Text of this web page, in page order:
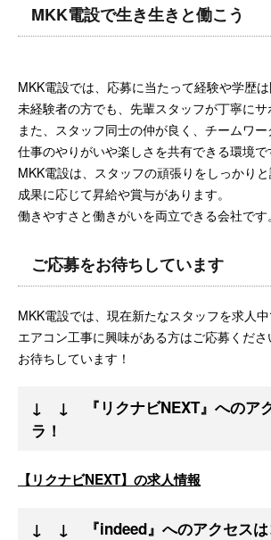
MKK電設で生き生きと働こう
MKK電設では、応募に当たって経験や学歴は
未経験者の方でも、先輩スタッフが丁寧にサ
また、スタッフ同士の仲が良く、チームワー
仕事のやりがいや楽しさを共有できる環境で
MKK電設は、スタッフの頑張りをしっかりと
成果に応じて昇給や賞与があります。
働きやすさと働きがいを両立できる会社です。
ご応募をお待ちしています
MKK電設では、現在新たなスタッフを求人中
エアコン工事に興味がある方はご応募くださ
お待ちしています！
↓ ↓ 『リクナビNEXT』へのア
ラ！
【リクナビNEXT】の求人情報
↓ ↓ 『indeed』へのアクセスは